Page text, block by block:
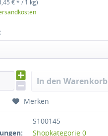
€ * / 1 kg)
In den Warenkorb
Merken
S100145
Shopkategorie 0